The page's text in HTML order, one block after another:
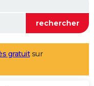
gratuitsur